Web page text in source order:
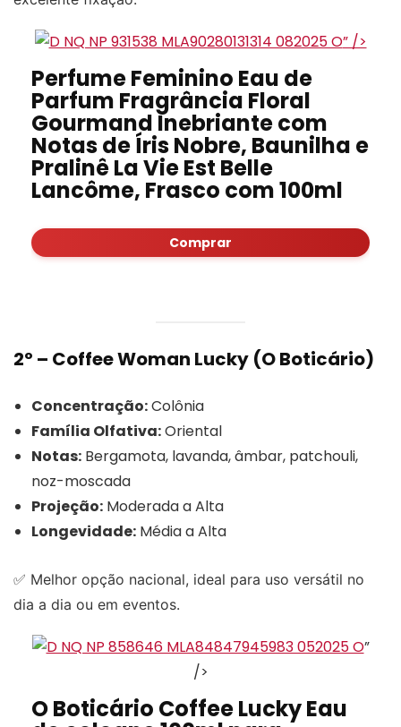
” />
Perfume Feminino Eau de
Parfum Fragrância Floral
Gourmand Inebriante com
Notas de Íris Nobre, Baunilha e
Pralinê La Vie Est Belle
Lancôme, Frasco com 100ml
Comprar
2º – Coffee Woman Lucky (O Boticário)
Concentração:Colônia
Família Olfativa:Oriental
Notas: Bergamota, lavanda, âmbar, patchouli,
noz-moscada
Projeção: Moderada a Alta
Longevidade: Média a Alta
✅ Melhor opção nacional, ideal para uso versátil no
dia a dia ou em eventos.
”
/>
O Boticário Coffee Lucky Eau